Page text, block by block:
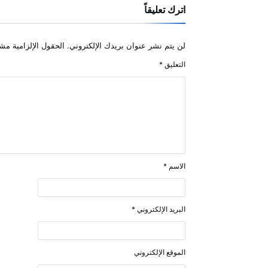
اترك تعليقاً
لن يتم نشر عنوان بريدك الإلكتروني. الحقول الإلزامية
التعليق *
الاسم *
البريد الإلكتروني *
الموقع الإلكتروني